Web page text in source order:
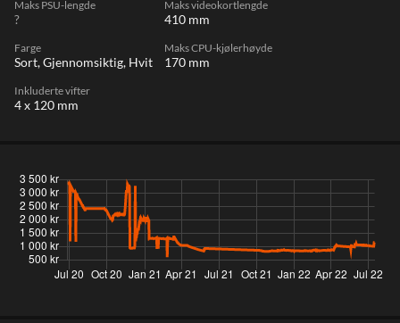
Maks PSU-lengde
?
Maks videokortlengde
410 mm
Farge
Sort, Gjennomsiktig, Hvit
Maks CPU-kjølerhøyde
170 mm
Inkluderte vifter
4 x 120 mm